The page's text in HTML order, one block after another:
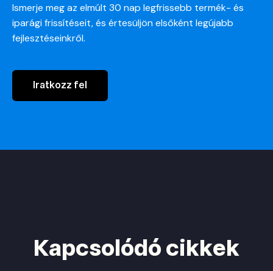
Ismerje meg az elmúlt 30 nap legfrissebb termék- és
iparági frissítéseit, és értesüljön elsőként legújabb
fejlesztéseinkről.
Iratkozz fel
Kapcsolódó cikkek